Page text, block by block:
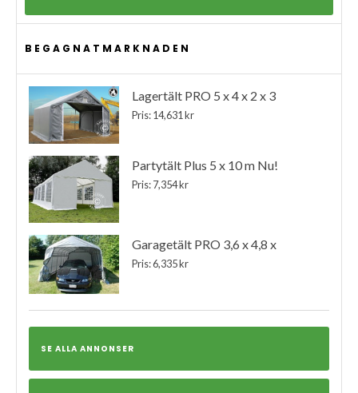
BEGAGNATMARKNADEN
Lagertält PRO 5 x 4 x 2 x 3
Pris: 14,631 kr
Partytält Plus 5 x 10 m Nu!
Pris: 7,354 kr
Garagetält PRO 3,6 x 4,8 x
Pris: 6,335 kr
SE ALLA ANNONSER